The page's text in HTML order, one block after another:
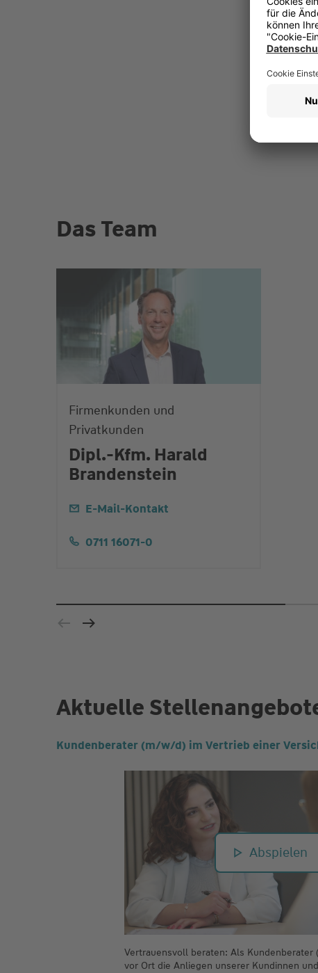
Das Team
Firmenkunden und
Privatkunden
Dipl.-Kfm. Harald
Brandenstein
E-Mail-Kontakt
0711 16071-0
Aktuelle
Kundenberater (m/w/d) im Vertrieb einer
Abspielen
Vertrauensvoll beraten: Als
vor Ort die Anliegen unserer Kundinnen